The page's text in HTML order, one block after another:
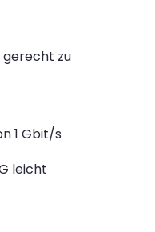
gerecht zu
1 Gbit/s
leicht